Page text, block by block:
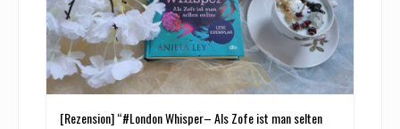
[Rezension] “#London Whisper– Als Zofe ist man selten